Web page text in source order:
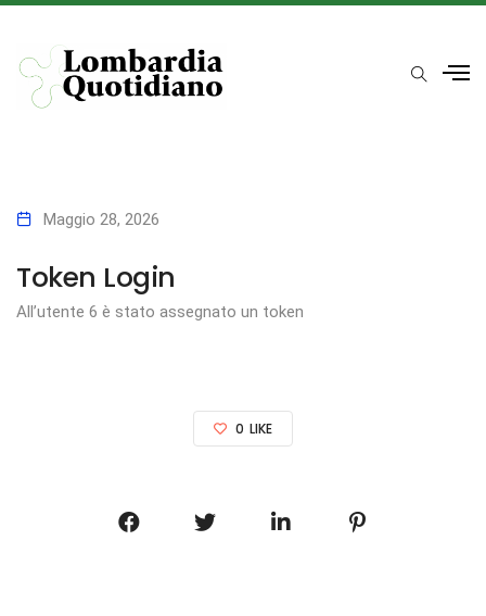
Maggio 28, 2026
Token Login
All’utente 6 è stato assegnato un token
0 LIKE